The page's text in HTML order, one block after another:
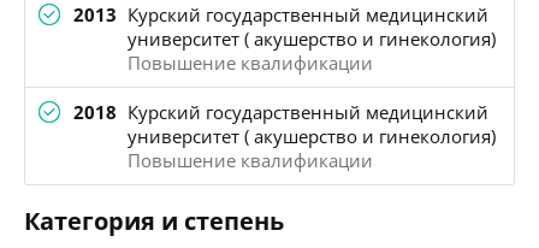
2013 Курский государственный медицинский
университет ( акушерство и гинекология)
Повышение квалификации
2018 Курский государственный медицинский
университет ( акушерство и гинекология)
Повышение квалификации
Категория и степень